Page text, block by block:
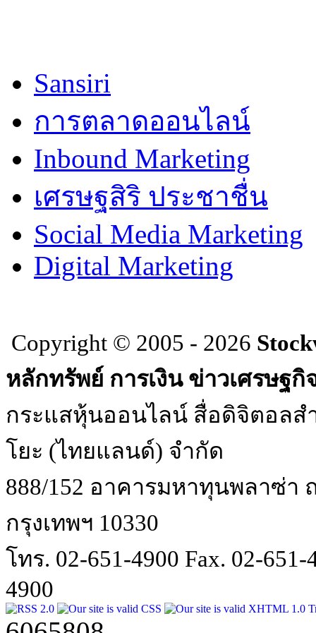
Sansiri
การตลาดออนไลน์
Inbound Marketing
เศรษฐสิริ ประชาชื่น
Social Media Marketing
Digital Marketing
Copyright © 2005 - 2026
หลักทรัพย์ การเงิน ข่าวเศรษฐกิ
กระแสหุ้นออนไลน์ สื่อดิจิตอล
โยะ (ไทยแลนด์) จำกัด
888/152 อาคารมหาทุนพลาซ่
กรุงเทพฯ 10330
โทร. 02-651-4900 Fax. 02-
4900